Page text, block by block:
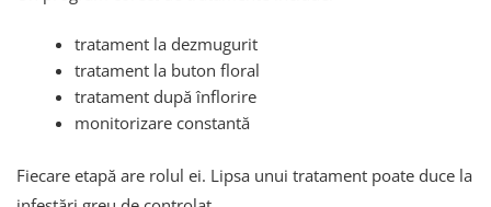
tratament la dezmugurit
tratament la buton floral
tratament după înflorire
monitorizare constantă
Fiecare etapă are rolul ei. Lipsa unui tratament poate duce la